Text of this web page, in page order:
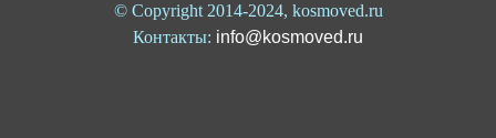
© Copyright 2014-2024, kosmoved.ru
Контакты: info@kosmoved.ru